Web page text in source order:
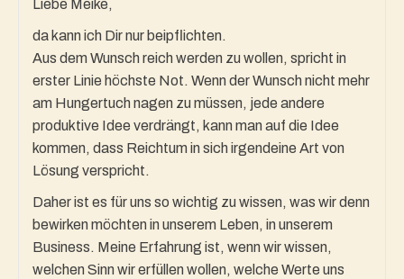
Liebe Meike,
da kann ich Dir nur beipflichten.
Aus dem Wunsch reich werden zu wollen, spricht in
erster Linie höchste Not. Wenn der Wunsch nicht mehr
am Hungertuch nagen zu müssen, jede andere
produktive Idee verdrängt, kann man auf die Idee
kommen, dass Reichtum in sich irgendeine Art von
Lösung verspricht.
Daher ist es für uns so wichtig zu wissen, was wir denn
bewirken möchten in unserem Leben, in unserem
Business. Meine Erfahrung ist, wenn wir wissen,
welchen Sinn wir erfüllen wollen, welche Werte uns